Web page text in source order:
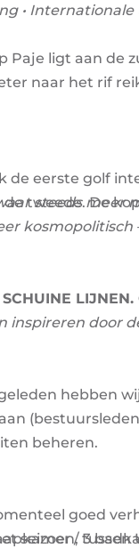
•
Paje ligt aan de
naar het rif
de eerste golf
tweede. De
steeds meer
inspireren door
hebben
beheren.
/ 3
goed
seizoen, tussen